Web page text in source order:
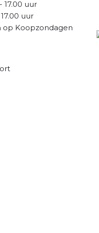
17.00 uur
17.00 uur
op Koopzondagen